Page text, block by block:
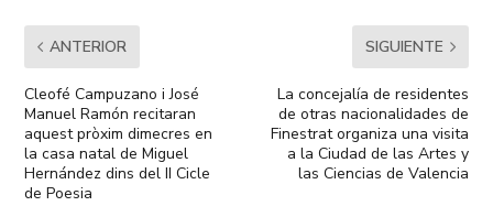
ANTERIOR
Cleofé Campuzano i José
Manuel Ramón recitaran
aquest pròxim dimecres en
la casa natal de Miguel
Hernández dins del II Cicle
de Poesia
SIGUIENTE
La concejalía de residentes
de otras nacionalidades de
Finestrat organiza una visita
a la Ciudad de las Artes y
las Ciencias de Valencia